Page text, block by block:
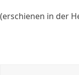
(erschienen in der